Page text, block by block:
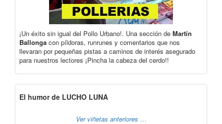
¡Un éxito sin igual del Pollo Urbano!. Una sección de Martín
Ballonga con píldoras, runrunes y comentarios que nos
llevaran por pequeñas pistas a caminos de interés asegurado
para nuestros lectores ¡Pincha la cabeza del cerdo!!
El humor de LUCHO LUNA
Ver viñetas anteriores …